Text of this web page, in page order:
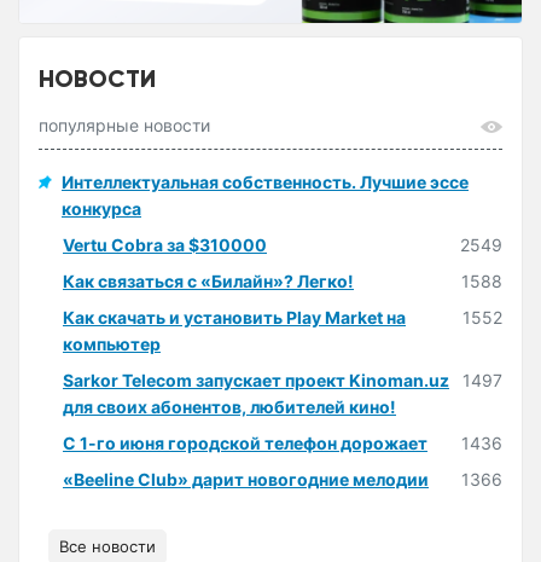
НОВОСТИ
популярные новости
Интеллектуальная собственность. Лучшие эссе
конкурса
Vertu Cobra за $310000
2549
Как связаться с «Билайн»? Легко!
1588
Как скачать и установить Play Market на
компьютер
1552
Sarkor Telecom запускает проект Kinoman.uz
для своих абонентов, любителей кино!
1497
С 1-го июня городской телефон дорожает
1436
«Beeline Club» дарит новогодние мелодии
1366
Все новости